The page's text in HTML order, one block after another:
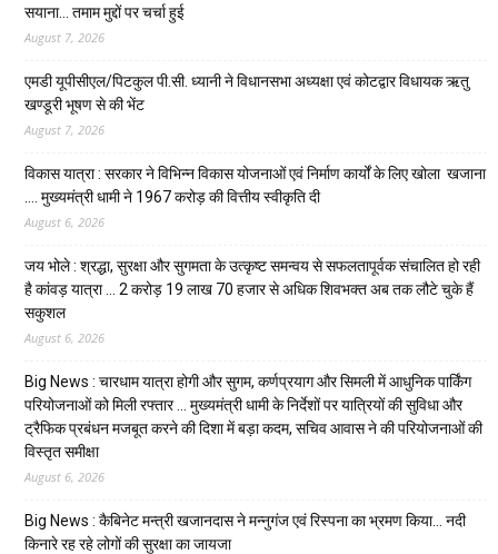
सयाना… तमाम मुद्दों पर चर्चा हुई
August 7, 2026
एमडी यूपीसीएल/पिटकुल पी.सी. ध्यानी ने विधानसभा अध्यक्षा एवं कोटद्वार विधायक ऋतु
खण्डूरी भूषण से की भेंट
August 7, 2026
विकास यात्रा : सरकार ने विभिन्न विकास योजनाओं एवं निर्माण कार्यों के लिए खोला खजाना
…. मुख्यमंत्री धामी ने ₹1967 करोड़ की वित्तीय स्वीकृति दी
August 6, 2026
जय भोले : श्रद्धा, सुरक्षा और सुगमता के उत्कृष्ट समन्वय से सफलतापूर्वक संचालित हो रही
है कांवड़ यात्रा … 2 करोड़ 19 लाख 70 हजार से अधिक शिवभक्त अब तक लौटे चुके हैं
सकुशल
August 6, 2026
Big News : चारधाम यात्रा होगी और सुगम, कर्णप्रयाग और सिमली में आधुनिक पार्किंग
परियोजनाओं को मिली रफ्तार … मुख्यमंत्री धामी के निर्देशों पर यात्रियों की सुविधा और
ट्रैफिक प्रबंधन मजबूत करने की दिशा में बड़ा कदम, सचिव आवास ने की परियोजनाओं की
विस्तृत समीक्षा
August 6, 2026
Big News : कैबिनेट मन्त्री खजानदास ने मन्नुगंज एवं रिस्पना का भ्रमण किया… नदी
किनारे रह रहे लोगों की सुरक्षा का जायजा